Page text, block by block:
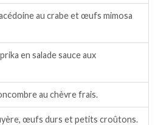
au crabe et œufs mimosa
en salade sauce aux
au chèvre frais.
œufs durs et petits croûtons.